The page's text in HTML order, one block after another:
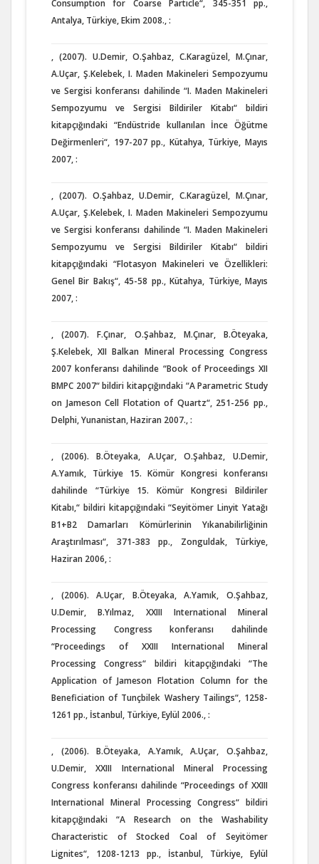
Consumption for Coarse Particle“, 345-351 pp.,
Antalya, Türkiye, Ekim 2008., :
, (2007). U.Demir, O.Şahbaz, C.Karagüzel, M.Çınar,
A.Uçar, Ş.Kelebek, I. Maden Makineleri Sempozyumu
ve Sergisi konferansı dahilinde “I. Maden Makineleri
Sempozyumu ve Sergisi Bildiriler Kitabı“ bildiri
kitapçığındaki “Endüstride kullanılan İnce Öğütme
Değirmenleri“, 197-207 pp., Kütahya, Türkiye, Mayıs
2007, :
, (2007). O.Şahbaz, U.Demir, C.Karagüzel, M.Çınar,
A.Uçar, Ş.Kelebek, I. Maden Makineleri Sempozyumu
ve Sergisi konferansı dahilinde “I. Maden Makineleri
Sempozyumu ve Sergisi Bildiriler Kitabı“ bildiri
kitapçığındaki “Flotasyon Makineleri ve Özellikleri:
Genel Bir Bakış“, 45-58 pp., Kütahya, Türkiye, Mayıs
2007, :
, (2007). F.Çınar, O.Şahbaz, M.Çınar, B.Öteyaka,
Ş.Kelebek, XII Balkan Mineral Processing Congress
2007 konferansı dahilinde “Book of Proceedings XII
BMPC 2007“ bildiri kitapçığındaki “A Parametric Study
on Jameson Cell Flotation of Quartz“, 251-256 pp.,
Delphi, Yunanistan, Haziran 2007., :
, (2006). B.Öteyaka, A.Uçar, O.Şahbaz, U.Demir,
A.Yamık, Türkiye 15. Kömür Kongresi konferansı
dahilinde “Türkiye 15. Kömür Kongresi Bildiriler
Kitabı,“ bildiri kitapçığındaki “Seyitömer Linyit Yatağı
B1+B2 Damarları Kömürlerinin Yıkanabilirliğinin
Araştırılması“, 371-383 pp., Zonguldak, Türkiye,
Haziran 2006, :
, (2006). A.Uçar, B.Öteyaka, A.Yamık, O.Şahbaz,
U.Demir, B.Yılmaz, XXIII International Mineral
Processing Congress konferansı dahilinde
“Proceedings of XXIII International Mineral
Processing Congress“ bildiri kitapçığındaki “The
Application of Jameson Flotation Column for the
Beneficiation of Tunçbilek Washery Tailings“, 1258-
1261 pp., İstanbul, Türkiye, Eylül 2006., :
, (2006). B.Öteyaka, A.Yamık, A.Uçar, O.Şahbaz,
U.Demir, XXIII International Mineral Processing
Congress konferansı dahilinde “Proceedings of XXIII
International Mineral Processing Congress“ bildiri
kitapçığındaki “A Research on the Washability
Characteristic of Stocked Coal of Seyitömer
Lignites“, 1208-1213 pp., İstanbul, Türkiye, Eylül